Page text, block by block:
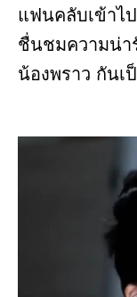
แฟนคลับเข้าไ
ชื่นชมความน่า
น้องพราว กันเ